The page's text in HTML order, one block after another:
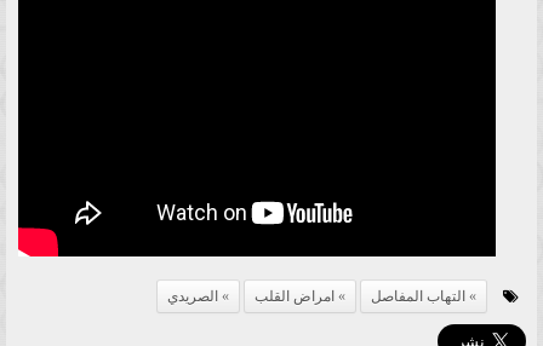
التهاب المفاصل امراض القلب الصريدي